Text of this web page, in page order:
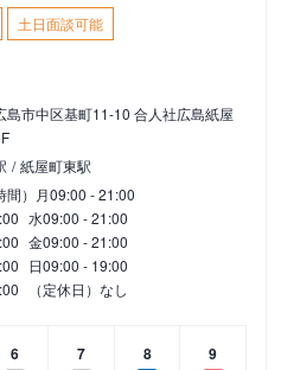
土日面談可能
島市中区基町11-10 合人社広島紙屋
紙屋町東駅
間） 月09:00 - 21:00
水09:00 - 21:00
金09:00 - 21:00
日09:00 - 19:00
（定休日）なし
6
7
8
9